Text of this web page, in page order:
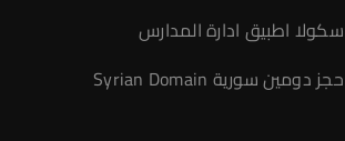
سكولا اطبيق ادارة المدارس
حجز دومين سورية Syrian Domain